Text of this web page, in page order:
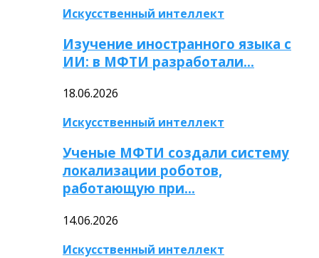
Искусственный интеллект
Изучение иностранного языка с
ИИ: в МФТИ разработали…
18.06.2026
Искусственный интеллект
Ученые МФТИ создали систему
локализации роботов,
работающую при…
14.06.2026
Искусственный интеллект